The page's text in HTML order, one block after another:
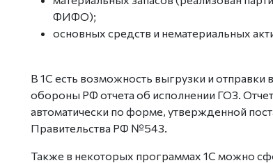
ФИФО);
основных средств и нематериальных
В 1С есть возможность выгрузки и отправки
обороны РФ отчета об исполнении ГОЗ. Отчет
автоматически по форме, утвержденной
Правительства РФ №543.
Также в некоторых программах 1С можно